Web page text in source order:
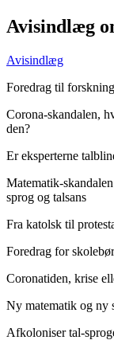
Avisindlæg
Avisindlæg
Foredrag til
Corona-skandalen,
den?
Er eksperterne
Matematik-
sprog og talsans
Fra katolsk til
Foredrag for
Coronatiden, krise
Ny matematik og ny
Afkoloniser tal-